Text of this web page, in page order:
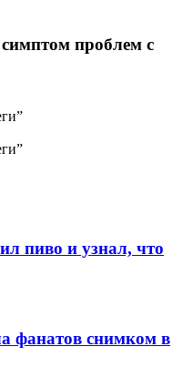
проблем с
пиво и узнал, что
фанатов снимком в